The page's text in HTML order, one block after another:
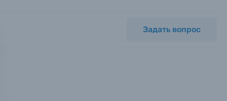
с
Задать вопрос